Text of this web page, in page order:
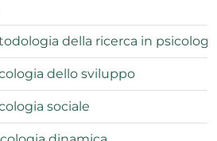
della ricerca in
dello sviluppo
sociale